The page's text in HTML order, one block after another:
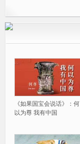
《如果国宝会说话》：何
以为尊 我有中国